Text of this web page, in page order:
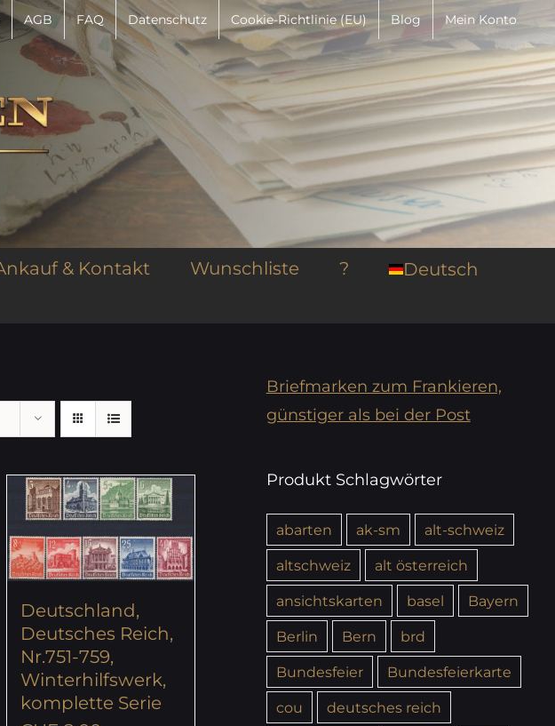
AGB FAQ Datenschutz Cookie-Richtlinie (EU) Blog Mein Konto
& Kontakt Wunschliste ? Deutsch
Deutschland,
Deutsches Reich,
Nr.751-759,
Winterhilfswerk,
komplette Serie
Briefmarken zum Frankieren,
günstiger als bei der Post
Produkt Schlagwörter
abarten ak-sm
alt-schweiz
altschweiz
alt österreich
ansichtskarten
basel
Bayern
Berlin
Bern
brd
Bundesfeier
Bundesfeierkarte
cou
deutsches reich